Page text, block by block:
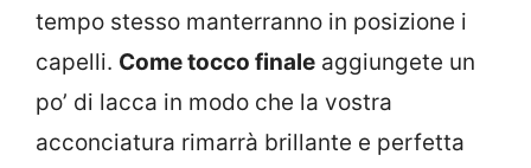
tempo stesso manterranno in posizione i
capelli. Come tocco finale aggiungete un
po’ di lacca in modo che la vostra
acconciatura rimarrà brillante e perfetta